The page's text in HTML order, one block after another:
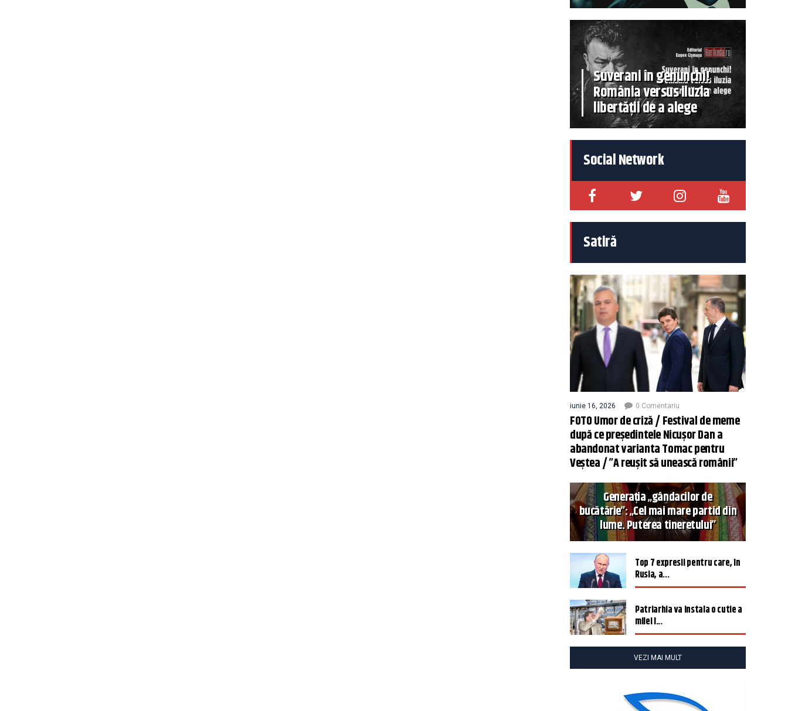
Suverani în genunchi!
România versus iluzia
libertății de a alege
Social Network
Satiră
iunie 16, 2026 0 Comentariu
FOTO Umor de criză / Festival de meme
după ce președintele Nicușor Dan a
abandonat varianta Tomac pentru
Veștea / ”A reușit să unească românii”
Generația „gândacilor de
bucătărie”: „Cel mai mare partid din
lume. Puterea tineretului”
Top 7 expresii pentru care, în
Rusia, a...
Patriarhia va instala o cutie a
milei î...
VEZI MAI MULT